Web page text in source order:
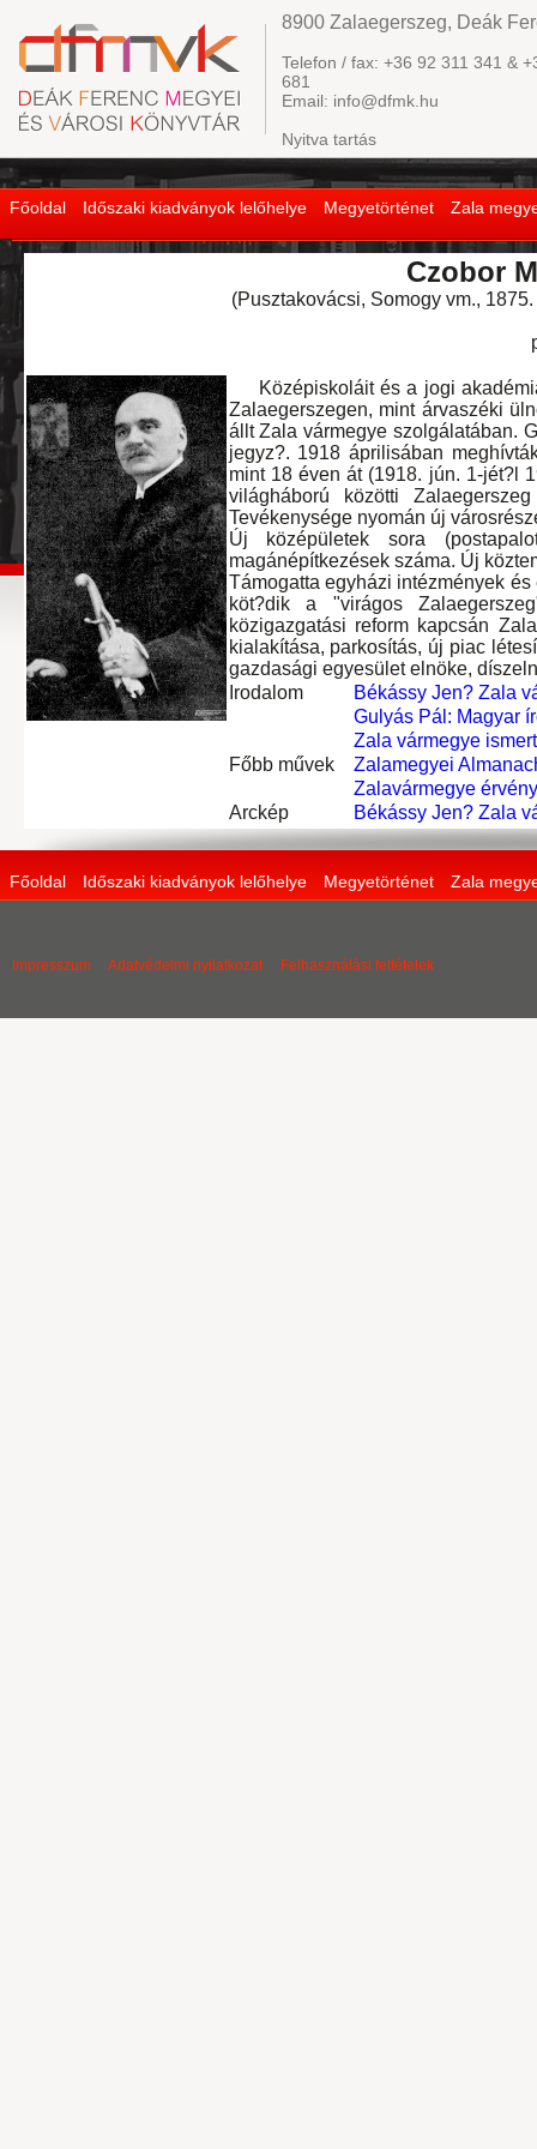
Főoldal Időszaki kiadványok lelőhelye Megyetörténet Zala
8900 Zalaegerszeg, Deák
Telefon / fax: +36 92 311 341 &
681
Email: info@dfmk.hu
Nyitva tartás
Czobor
(Pusztakovácsi, Somogy vm.,
Középiskoláit és a jogi
Zalaegerszegen, mint árvaszéki
állt Zala vármegye szolgálatában.
jegyz?. 1918 áprilisában
mint 18 éven át (1918. jún. 1-jét?l
világháború közötti
Tevékenysége nyomán új
Új középületek sora
magánépítkezések száma. Új
Támogatta egyházi intézmények
köt?dik a "virágos
közigazgatási reform kapcsán
kialakítása, parkosítás, új piac
gazdasági egyesület elnöke,
Irodalom
Békássy Jen? Zala
Gulyás Pál: Magyar
Zala vármegye
Főbb művek
Zalamegyei
Zalavármegye
Arckép
Békássy Jen? Zala
Főoldal Időszaki kiadványok lelőhelye Megyetörténet Zala
Impresszum Adatvédelmi nyilatkozat Felhasználási feltételek